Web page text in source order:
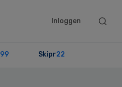
Inloggen
Search
99 Skipr22